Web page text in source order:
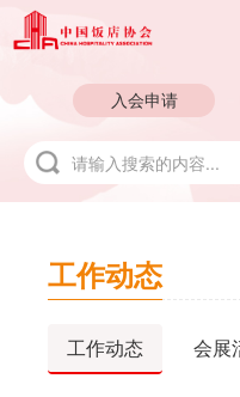
入会申请
工作动态
工作动态 会展